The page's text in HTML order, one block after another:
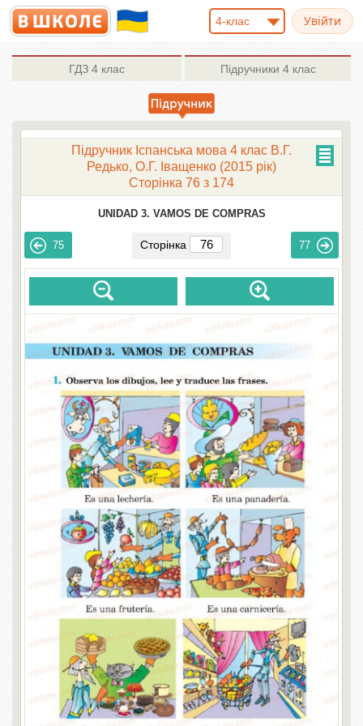
4-клас
ГДЗ 4 клас Підручники 4 клас
Підручник Іспанська мова 4 клас В.Г.
Редько, О.Г. Іващенко (2015 рік)
Сторінка 76 з 174
UNIDAD 3. VAMOS DE COMPRAS
75 Сторінка 77